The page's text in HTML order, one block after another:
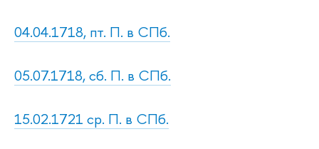
04.04.1718, пт. П. в СПб.
05.07.1718, сб. П. в СПб.
15.02.1721 ср. П. в СПб.